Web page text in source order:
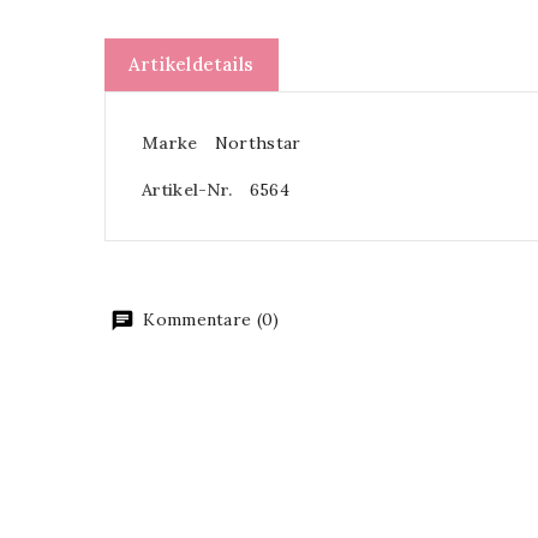
Artikeldetails
Marke Northstar
Artikel-Nr. 6564
Kommentare (0)